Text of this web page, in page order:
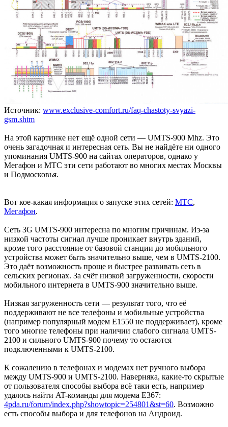
Источник: www.exclusive-comfort.ru/faq-chastoty-svyazi-
gsm.shtm
На этой картинке нет ещё одной сети — UMTS-900 Mhz. Это
очень загадочная и интересная сеть. Вы не найдёте ни одного
упоминания UMTS-900 на сайтах операторов, однако у
Мегафон и МТС эти сети работают во многих местах Москвы
и Подмосковья.
Вот кое-какая информация о запуске этих сетей: МТС,
Мегафон.
Сеть 3G UMTS-900 интересна по многим причинам. Из-за
низкой частоты сигнал лучше проникает внутрь зданий,
кроме того расстояние от базовой станции до мобильного
устройства может быть значительно выше, чем в UMTS-2100.
Это даёт возможность проще и быстрее развивать сеть в
сельских регионах. За счёт низкой загруженности, скорости
мобильного интернета в UMTS-900 значительно выше.
Низкая загруженность сети — результат того, что её
поддерживают не все телефоны и мобильные устройства
(например популярный модем E1550 не поддерживает), кроме
того многие телефоны при наличии слабого сигнала UMTS-
2100 и сильного UMTS-900 почему то остаются
подключенными к UMTS-2100.
К сожалению в телефонах и модемах нет ручного выбора
между UMTS-900 и UMTS-2100. Наверняка, какие-то скрытые
от пользователя способы выбора всё таки есть, например
удалось найти AT-команды для модема E367:
4pda.ru/forum/index.php?showtopic=254801&st=60. Возможно
есть способы выбора и для телефонов на Андроид.